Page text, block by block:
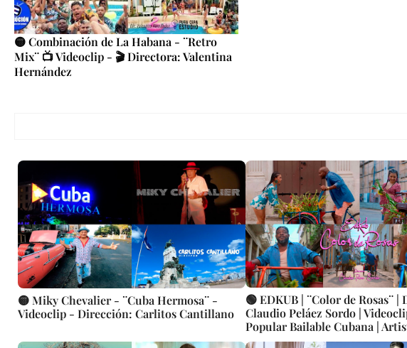
🟡 Combinación de La Habana - ¨Retro
Mix¨ 📺 Videoclip - 🎬 Directora: Valentina
Hernández
🟡 Miky Chevalier - ¨Cuba Hermosa¨ -
Videoclip - Dirección: Carlitos Cantillano
🟢 EDKUB | ¨Color de Rosas¨
Claudio Peláez Sordo |
Popular Bailable Cubana |
| Canción | CUBA